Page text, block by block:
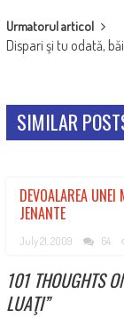
Urmatorul articol
Dispari şi tu odată,
SIMILAR
DEVOALAREA
JENANTE
July 21, 2009 64
101 THOUGHTS
LUAŢI”